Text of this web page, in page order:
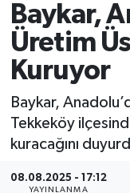
Baykar,
Üretim
Kuruyor
Baykar,
Tekkeköy
kuracağını
08.08.2025 - 17:12
YAYINLANMA